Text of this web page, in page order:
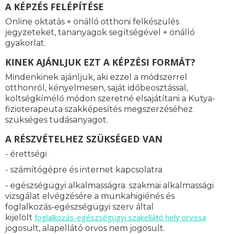
A KÉPZÉS FELÉPÍTÉSE
Online oktatás + önálló otthoni felkészülés
jegyzeteket, tananyagok segítségével + önálló
gyakorlat.
KINEK AJÁNLJUK EZT A KÉPZÉSI FORMÁT?
Mindenkinek ajánljuk, aki ezzel a módszerrel
otthonról, kényelmesen, saját időbeosztással,
költségkímélő módon szeretné elsajátítani a Kutya-
fizioterapeuta szakképesítés megszerzéséhez
szükséges tudásanyagot.
A RÉSZVÉTELHEZ SZÜKSÉGED VAN
- érettségi
- számítógépre és internet kapcsolatra
- egészségügyi alkalmasságra: szakmai alkalmassági
vizsgálat elvégzésére a munkahigiénés és
foglalkozás-egészségügyi szerv által
kijelölt foglalkozás-egészségügyi szakellátó hely orvosa
jogosult, alapellátó orvos nem jogosult.